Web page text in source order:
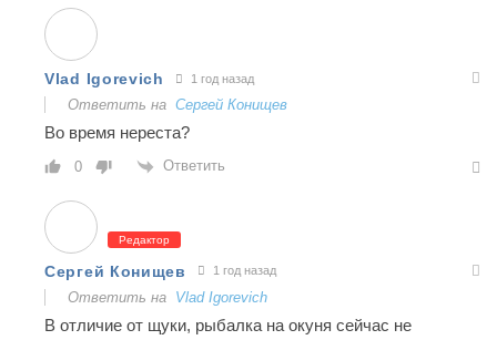
Vlad Igorevich 1 год назад
Ответить на Сергей Конищев
Во время нереста?
0 Ответить
Редактор
Сергей Конищев 1 год назад
Ответить на Vlad Igorevich
В отличие от щуки, рыбалка на окуня сейчас не